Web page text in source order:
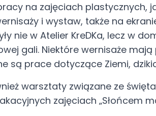
na zajęciach plastycznych,
i wystaw, także na
nie w Atelier KreDKa, lecz w
gali. Niektóre wernisaże
są prace dotyczące Ziemi,
warsztaty związane ze
zajęciach „Słońcem